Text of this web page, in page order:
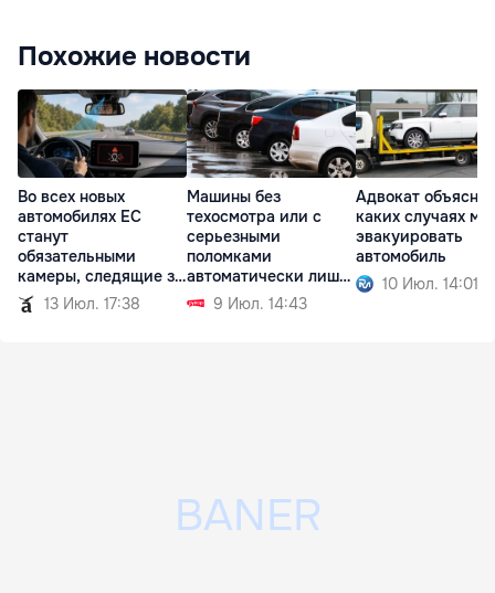
Похожие новости
Во всех новых
автомобилях ЕС
станут
обязательными
камеры, следящие за
водителем
13 Июл. 17:38
Машины без
техосмотра или с
серьезными
поломками
автоматически лишат
регистрации
9 Июл. 14:43
Адвокат
каких случаях
эвакуировать
автомобиль
10 Июл. 14:01